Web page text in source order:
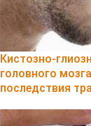
Кистозно-
головного
последствия